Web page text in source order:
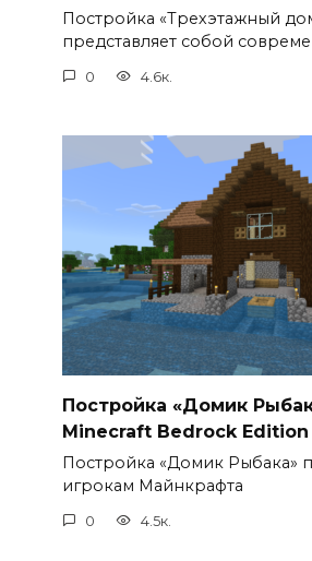
Постройка «Трехэтажный
представляет собой
0 4.6к.
Постройка «Домик
Minecraft Bedrock Edition
Постройка «Домик Рыбака»
игрокам Майнкрафта
0 4.5к.